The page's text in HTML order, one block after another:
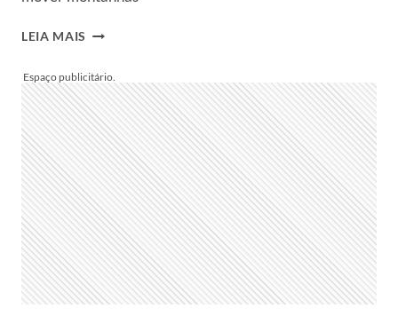
LEIA MAIS HORÓSCOPO
PARA
PEIXES:
VEJA
PREVISÃO
DO
SIGNO
HOJE,
SEGUNDA,
26/05/2025